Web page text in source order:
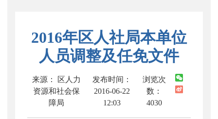
2016年区人社局本单位
人员调整及任免文件
来源： 区人力
资源和社会保
障局
发布时间：
2016-06-22
12:03
浏览次
数：
4030